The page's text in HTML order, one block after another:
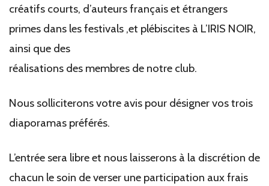
créatifs courts, d’auteurs français et étrangers
primes dans les festivals ,et plébiscites à L’IRIS NOIR,
ainsi que des
réalisations des membres de notre club.
Nous solliciterons votre avis pour désigner vos trois
diaporamas préférés.
L’entrée sera libre et nous laisserons à la discrétion de
chacun le soin de verser une participation aux frais